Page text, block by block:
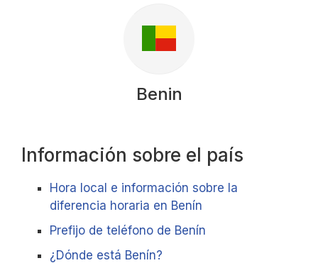
Benin
Información sobre el país
Hora local e información sobre la
diferencia horaria en Benín
Prefijo de teléfono de Benín
¿Dónde está Benín?